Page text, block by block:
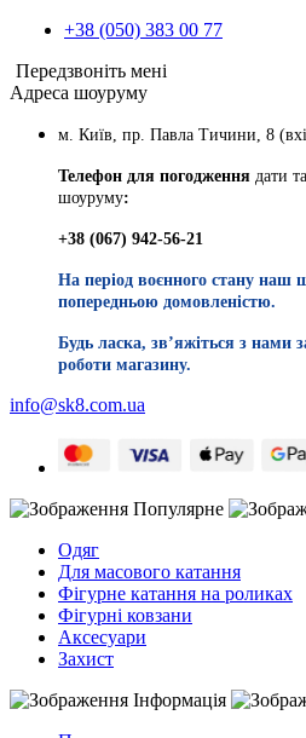
+38 (050) 383 00 77
Передзвоніть мені
Адреса шоуруму
м. Київ, пр. Павла Тичини, 8
Телефон для погодження дати
шоуруму:
+38 (067) 942-56-21
На період воєнного стану наш
попередньою домовленістю.
Будь ласка, звʼяжіться з нами
роботи магазину.
info@sk8.com.ua
Популярне
Одяг
Для масового катання
Фігурне катання на роликах
Фігурні ковзани
Аксесуари
Захист
Інформація